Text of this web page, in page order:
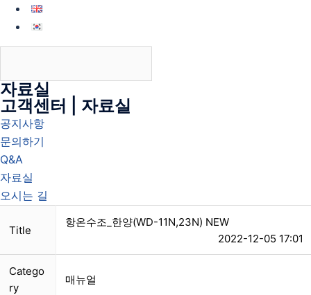
자료실
고객센터 | 자료실
공지사항
문의하기
Q&A
자료실
오시는 길
Title
항온수조_한양(WD-11N,23N) NEW
2022-12-05 17:01
Catego
ry
매뉴얼